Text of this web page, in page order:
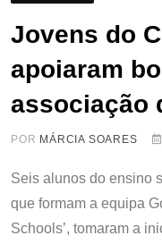
Jovens do
apoiaram
associação
POR MÁRCIA SOARES
Seis alunos do ensino
que formam a equipa
Schools’, tomaram a